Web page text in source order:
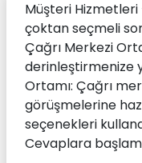
Müşteri Hizmetleri
çoktan seçmeli
Çağrı Merkezi
derinleştirmenize
Ortamı: Çağrı
görüşmelerine
seçenekleri
Cevaplara